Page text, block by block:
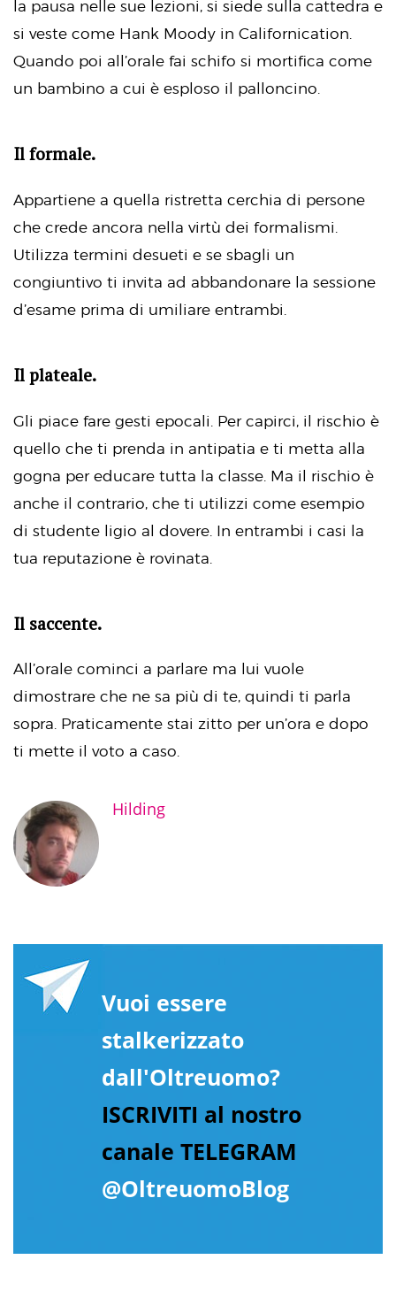
la pausa nelle sue lezioni, si siede sulla cattedra e
si veste come Hank Moody in Californication.
Quando poi all’orale fai schifo si mortifica come
un bambino a cui è esploso il palloncino.
Il formale.
Appartiene a quella ristretta cerchia di persone
che crede ancora nella virtù dei formalismi.
Utilizza termini desueti e se sbagli un
congiuntivo ti invita ad abbandonare la sessione
d’esame prima di umiliare entrambi.
Il plateale.
Gli piace fare gesti epocali. Per capirci, il rischio è
quello che ti prenda in antipatia e ti metta alla
gogna per educare tutta la classe. Ma il rischio è
anche il contrario, che ti utilizzi come esempio
di studente ligio al dovere. In entrambi i casi la
tua reputazione è rovinata.
Il saccente.
All’orale cominci a parlare ma lui vuole
dimostrare che ne sa più di te, quindi ti parla
sopra. Praticamente stai zitto per un’ora e dopo
ti mette il voto a caso.
Hilding
Vuoi essere
stalkerizzato
dall'Oltreuomo?
ISCRIVITI al nostro
canale TELEGRAM
@OltreuomoBlog